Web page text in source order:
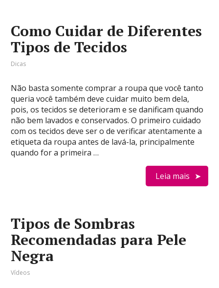
Como Cuidar de Diferentes
Tipos de Tecidos
Dicas
Não basta somente comprar a roupa que você tanto
queria você também deve cuidar muito bem dela,
pois, os tecidos se deterioram e se danificam quando
não bem lavados e conservados. O primeiro cuidado
com os tecidos deve ser o de verificar atentamente a
etiqueta da roupa antes de lavá-la, principalmente
quando for a primeira …
Leia mais
Tipos de Sombras
Recomendadas para Pele
Negra
Vídeos